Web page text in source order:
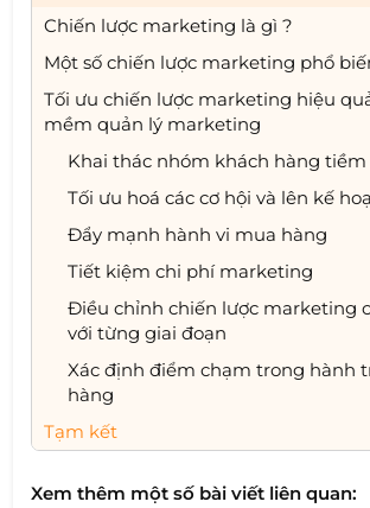
Chiến lược marketing là gì ?
Một số chiến lược marketing phổ
Tối ưu chiến lược marketing hiệu
mềm quản lý marketing
Khai thác nhóm khách hàng tiềm
Tối ưu hoá các cơ hội và lên kế
Đẩy mạnh hành vi mua hàng
Tiết kiệm chi phí marketing
Điều chỉnh chiến lược marketing
với từng giai đoạn
Xác định điểm chạm trong hành
hàng
Tạm kết
Xem thêm một số bài viết liên quan: